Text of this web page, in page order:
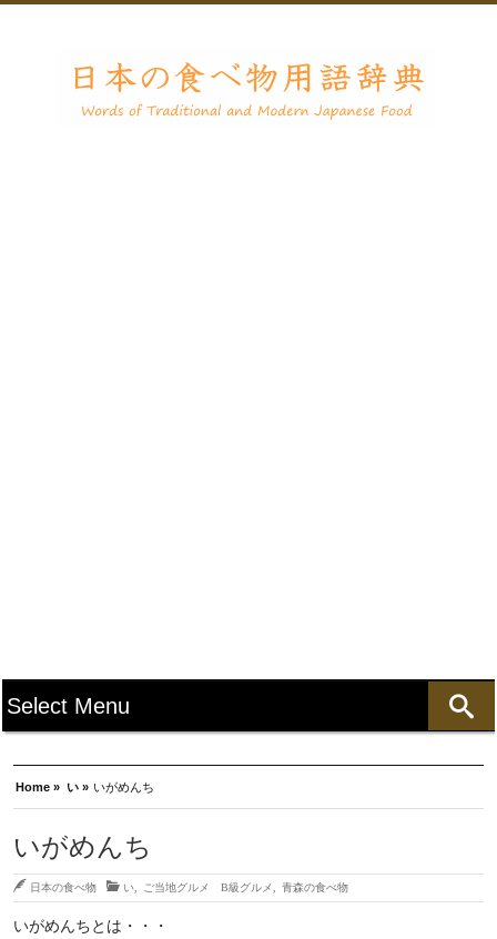
Home » い » いがめんち
いがめんち
日本の食べ物 い ご当地グルメ B級グルメ 青森の食べ物
いがめんちとは・・・